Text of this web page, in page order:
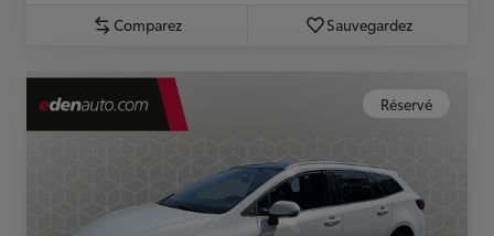
Comparez Sauvegardez
Réservé